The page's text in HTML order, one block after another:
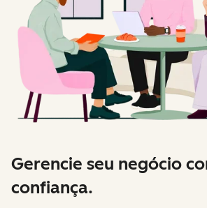
Gerencie seu negócio
confiança.